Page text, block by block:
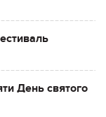
День святого